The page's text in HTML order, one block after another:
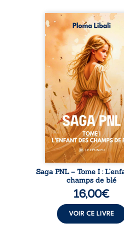
Autrefois, les
d’Atlantis vibraient
vent et les enfants
dans les blés. Puis la
plia le genou,
peuple à l’ombre
Atove, Luwel
disparaître dans les
son destin ; pourtant,
pierres d’un temple
rebelles lui tendirent la
Parmi eux, Atos,
trône mais habité
Saga PNL – Tome I :
champs de blé
16,00€
VOIR CE LIVRE